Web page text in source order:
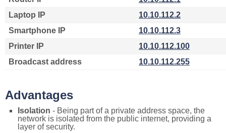
Laptop IP
10.10.112.2
Smartphone IP
10.10.112.3
Printer IP
10.10.112.100
Broadcast address
10.10.112.255
Advantages
Isolation - Being part of a private address space, the
network is isolated from the public internet, providing a
layer of security.